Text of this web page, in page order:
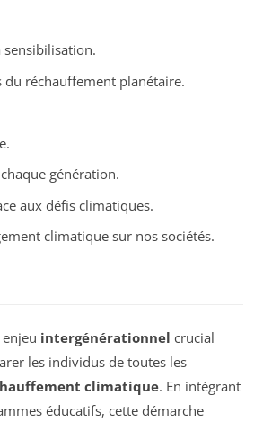
réchauffement planétaire.
génération.
aux défis climatiques.
climatique sur nos sociétés.
intergénérationnel crucial
les individus de toutes les
climatique. En intégrant
éducatifs, cette démarche